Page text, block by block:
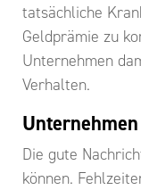
tatsächliche
Geldprämie zu
Unternehmen
Verhalten.
Die gute
können.